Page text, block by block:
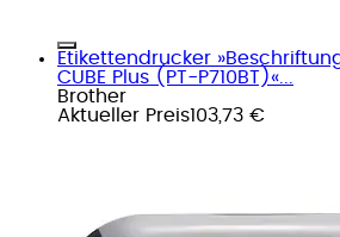
Etikettendrucker
CUBE Plus (PT-P710BT)«...
Brother
Aktueller Preis103,73 €